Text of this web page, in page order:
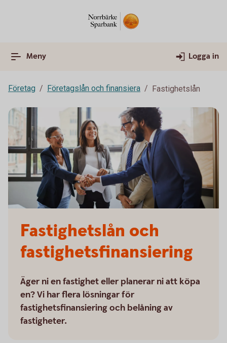
Meny Logga in
Företag Företagslån och finansiera Fastighetslån
Fastighetslån och
fastighetsfinansiering
Äger ni en fastighet eller planerar ni att köpa
en? Vi har flera lösningar för
fastighetsfinansiering och belåning av
fastigheter.